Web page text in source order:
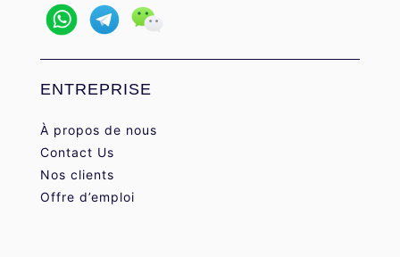
ENTREPRISE
À propos de nous
Contact Us
Nos clients
Offre d’emploi